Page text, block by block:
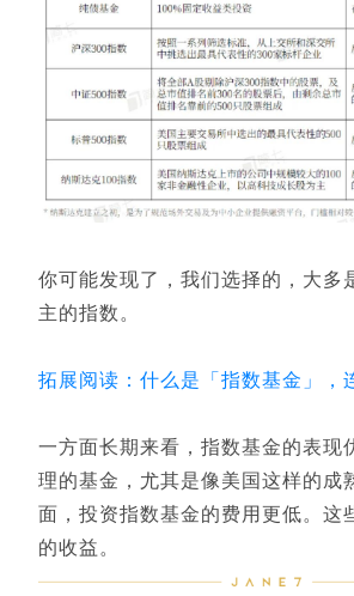
你可能发现了，我们选择的，大多
主的指数。
拓展阅读：什么是「指数基金」，
一方面长期来看，指数基金的表现
理的基金，尤其是像美国这样的成
面，投资指数基金的费用更低。这
的收益。